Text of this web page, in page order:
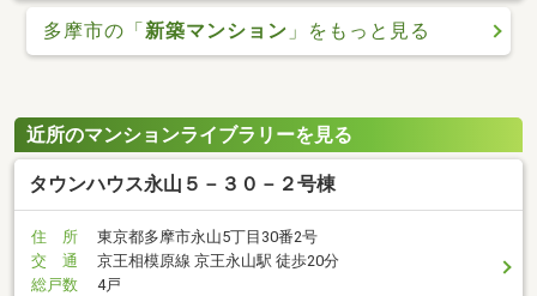
多摩市の「 新築マンション 」をもっと見る
近所のマンションライブラリーを見る
タウンハウス永山５－３０－２号棟
住 所
東京都多摩市永山5丁目30番2号
交 通
京王相模原線 京王永山駅 徒歩20分
総戸数
4戸